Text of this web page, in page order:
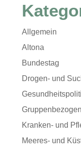
Allgemein
Altona
Bundestag
Drogen- und
Kranken- und
Meeres- und